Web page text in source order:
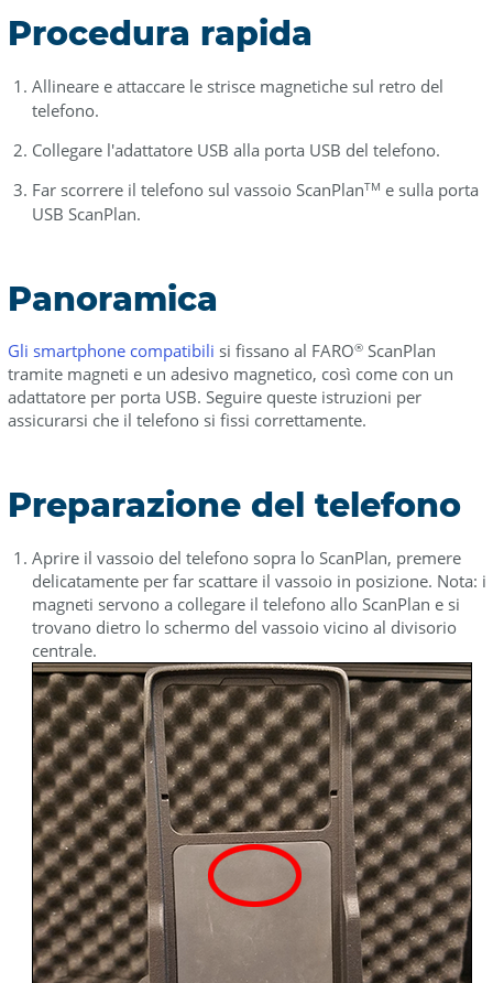
Procedura rapida
Allineare e attaccare le strisce magnetiche sul retro del
telefono.
Collegare l'adattatore USB alla porta USB del telefono.
Far scorrere il telefono sul vassoio ScanPlanTM e sulla porta
USB ScanPlan.
Panoramica
Gli smartphone compatibili si fissano al FARO®ScanPlan
tramite magneti e un adesivo magnetico, così come con un
adattatore per porta USB. Seguire queste istruzioni per
assicurarsi che il telefono si fissi correttamente.
Preparazione del telefono
Aprire il vassoio del telefono sopra lo ScanPlan, premere
delicatamente per far scattare il vassoio in posizione. Nota: i
magneti servono a collegare il telefono allo ScanPlan e si
trovano dietro lo schermo del vassoio vicino al divisorio
centrale.